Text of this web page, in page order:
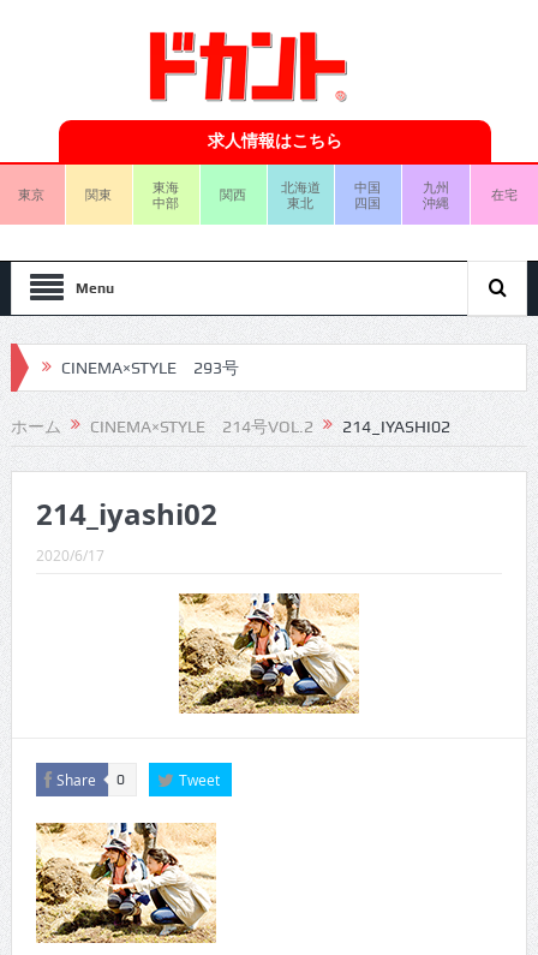
求人情報はこちら
東京 関東
東海
中部
関西
北海道
東北
中国
四国
九州
沖縄
在宅
Menu
CINEMA×STYLE 293号
CINEMA×STYLE 292号
CINEMA×STYLE 291号
CINEMA×STYLE 290号
CINEMA×STYLE 289号
CINEMA×STYLE 288号
CINEMA×STYLE 287号
CINEMA×STYLE 286号
CINEMA×STYLE 294号
ホーム CINEMA×STYLE 214号VOL.2 214_IYASHI02
214_iyashi02
2020/6/17
Share 0 Tweet